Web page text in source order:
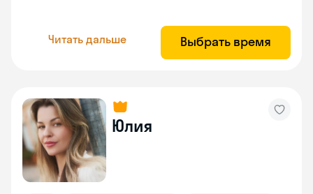
Читать дальше Выбрать время
Юлия